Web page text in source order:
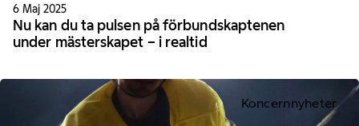
6 Maj 2025
Nu kan du ta pulsen på förbundskaptenen
under mästerskapet – i realtid
Koncernnyheter